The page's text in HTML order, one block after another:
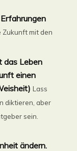
Zukunft mit den
das Leben
einen
Lass
diktieren, aber
sein.
ändern.